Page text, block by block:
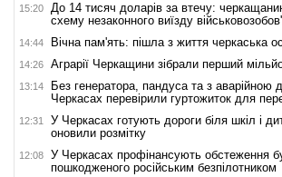
15:20
До 14 тисяч доларів за втечу:
схему незаконного виїзду
14:44 Вічна пам'ять: пішла з життя черкаська
14:26 Аграрії Черкащини зібрали перший
13:14
Без генератора, пандуса та з
Черкасах перевірили гуртожиток для
12:31
У Черкасах готують дороги біля шкіл і
оновили розмітку
12:08
У Черкасах профінансують обстеження
пошкодженого російським безпілотником